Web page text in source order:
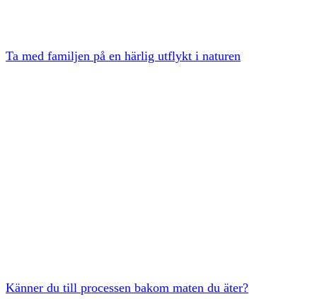
Ta med familjen på en härlig utflykt i naturen
Känner du till processen bakom maten du äter?